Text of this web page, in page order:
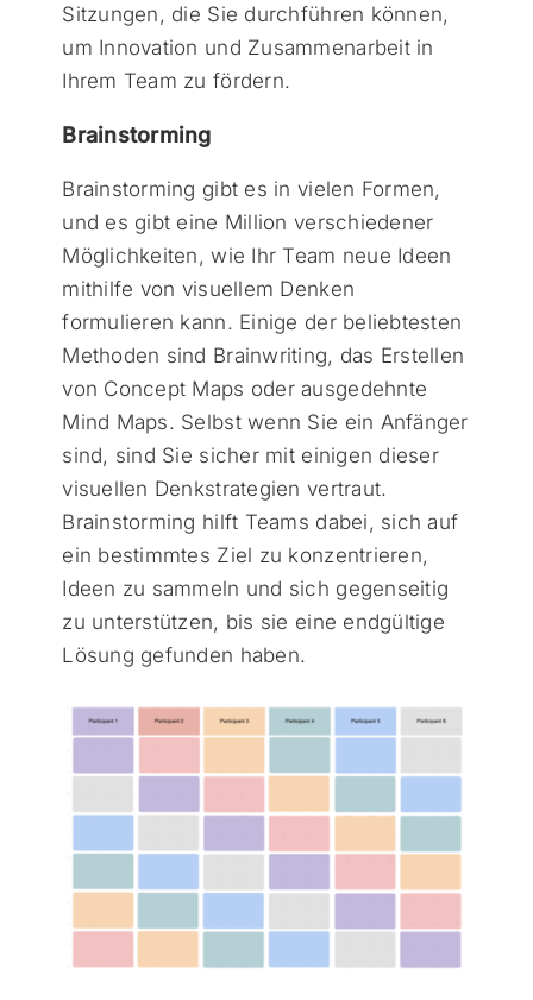
Sitzungen, die Sie durchführen können,
um Innovation und Zusammenarbeit in
Ihrem Team zu fördern.
Brainstorming
Brainstorming gibt es in vielen Formen,
und es gibt eine Million verschiedener
Möglichkeiten, wie Ihr Team neue Ideen
mithilfe von visuellem Denken
formulieren kann. Einige der beliebtesten
Methoden sind Brainwriting, das Erstellen
von Concept Maps oder ausgedehnte
Mind Maps. Selbst wenn Sie ein Anfänger
sind, sind Sie sicher mit einigen dieser
visuellen Denkstrategien vertraut.
Brainstorming hilft Teams dabei, sich auf
ein bestimmtes Ziel zu konzentrieren,
Ideen zu sammeln und sich gegenseitig
zu unterstützen, bis sie eine endgültige
Lösung gefunden haben.